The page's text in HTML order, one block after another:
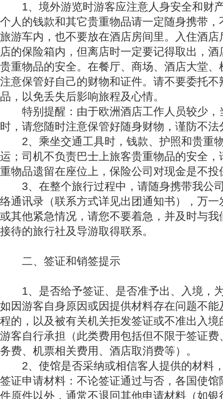
1、境外游览时游客应注意人身安全和财
个人的钱款和其它贵重物品请一定随身携带
旅游车内，也不要放在酒店房间里。入住酒
店的保险箱内，但离店时一定要记得取出，
贵重物品的安全。在餐厅、商场、酒店大堂
注意保管好自己的财物和证件。请不要委托
品，以免丢失后影响旅程及心情。
特别提醒：由于欧洲酒店工作人员较少，
时，请您随时注意保管好随身财物，谨防不
2、乘坐交通工具时，钱款、护照和贵重
运；司机不负责巴士上旅客贵重物品的安全
重物品遗留在座位上，保险公司对现金是不投
3、在整个旅行过程中，请随身携带我公
络通讯录（联系方式详见出团通知书），万
或其他紧急情况，请您不要着急，并及时与
接待的旅行社及导游取得联系。
二、签证和销签提示
1、是否给予签证、是否准予出、入境，
如因游客自身原因或因提供材料存在问题不
程的，以及被有关机关拒发签证或不准出入
游客自行承担（此类费用包括但不限于签证
务费、机票相关费用、酒店取消费等）。
2、使馆是否采纳或相信客人提供的材料
签证申请材料：不论签证通过与否，各国使
件原件以外，通常不退回其他申请材料（如